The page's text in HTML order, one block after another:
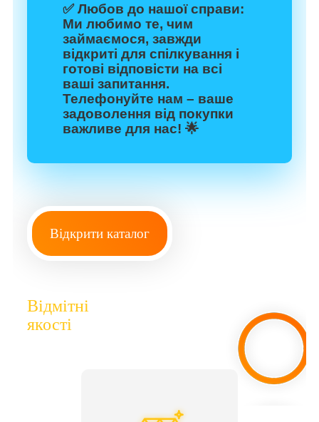
✅Любов до нашої справи:
Ми любимо те, чим
займаємося, завжди
відкриті для спілкування і
готові відповісти на всі
ваші запитання.
Телефонуйте нам – ваше
задоволення від покупки
важливе для нас! 🌟
Відкрити каталог
Відмітні
якості